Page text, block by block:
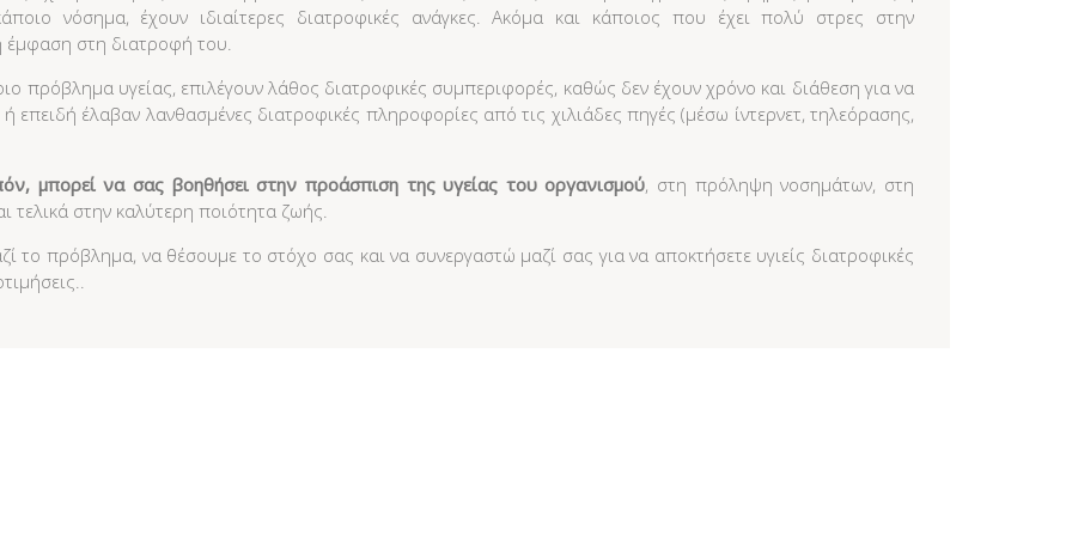
νόσημα, έχουν ιδιαίτερες διατροφικές ανάγκες. Ακόμα και κάποιος που έχει πολύ στρες στην
έμφαση στη διατροφή του.
πρόβλημα υγείας, επιλέγουν λάθος διατροφικές συμπεριφορές, καθώς δεν έχουν χρόνο και διάθεση για να
έλαβαν λανθασμένες διατροφικές πληροφορίες από τις χιλιάδες πηγές (μέσω ίντερνετ, τηλεόρασης,
μπορεί να σας βοηθήσει στην προάσπιση της υγείας του οργανισμού, στη πρόληψη νοσημάτων, στη
τελικά στην καλύτερη ποιότητα ζωής.
το πρόβλημα, να θέσουμε το στόχο σας και να συνεργαστώ μαζί σας για να αποκτήσετε υγιείς διατροφικές